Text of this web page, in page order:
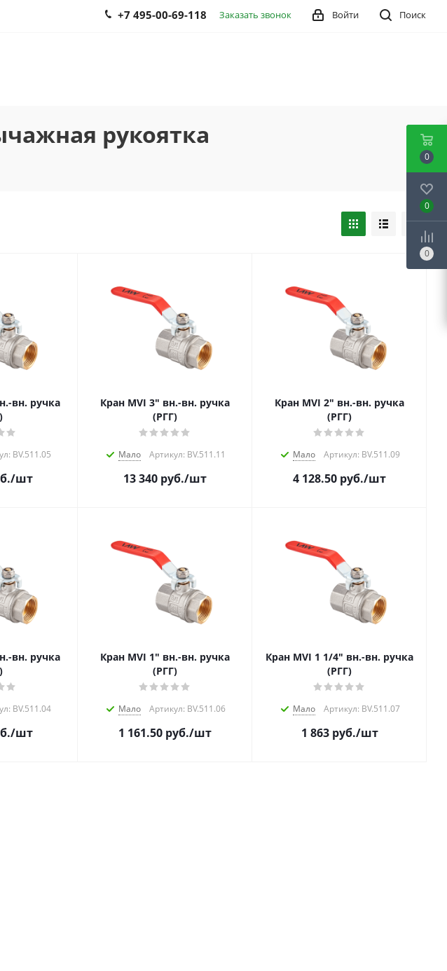
Поиск
Войти
+7 495-00-69-118 Заказать звонок
рукоятка
вн. ручка
BV.511.05
/шт
Кран MVI 3" вн.-вн. ручка
(РГГ)
Мало Артикул: BV.511.11
13 340 руб./шт
Кран MVI 2" вн.-вн. ручка
(РГГ)
Мало Артикул: BV.511.09
4 128.50 руб./шт
вн. ручка
BV.511.04
/шт
Кран MVI 1" вн.-вн. ручка
(РГГ)
Мало Артикул: BV.511.06
1 161.50 руб./шт
Кран MVI 1 1/4" вн.-вн. ручка
(РГГ)
Мало Артикул: BV.511.07
1 863руб./шт
0
0
0